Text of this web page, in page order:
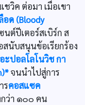
ชวิค ต่อมา เมื่อเขา
ด (Bloody
ต์ปีเตอร์สเบิร์ก ส
นับสนุนข้อเรียกร้อง
ะปอลโลโนวิช กา
จนนำไปสู่การ
รคอสแซค
ว่า ๑๐๐ คน